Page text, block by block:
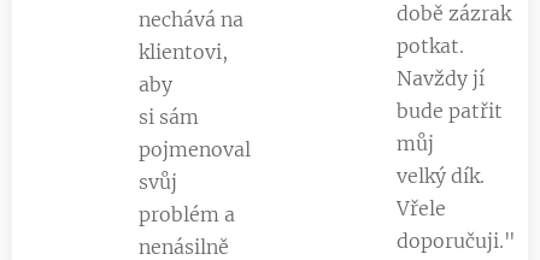
nechává na
klientovi,
aby
si sám
pojmenoval
svůj
problém a
nenásilně
době zázrak
potkat.
Navždy jí
bude patřit
můj
velký dík.
Vřele
doporučuji."